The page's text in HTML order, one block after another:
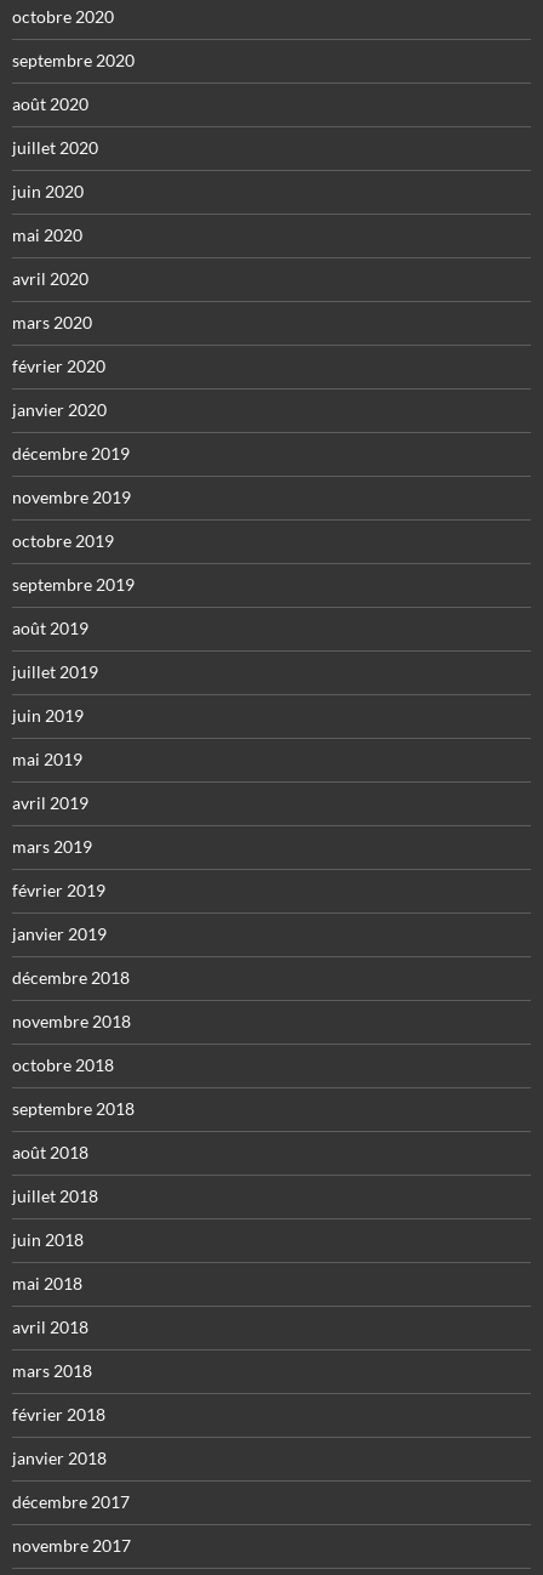
octobre 2020
septembre 2020
août 2020
juillet 2020
juin 2020
mai 2020
avril 2020
mars 2020
février 2020
janvier 2020
décembre 2019
novembre 2019
octobre 2019
septembre 2019
août 2019
juillet 2019
juin 2019
mai 2019
avril 2019
mars 2019
février 2019
janvier 2019
décembre 2018
novembre 2018
octobre 2018
septembre 2018
août 2018
juillet 2018
juin 2018
mai 2018
avril 2018
mars 2018
février 2018
janvier 2018
décembre 2017
novembre 2017